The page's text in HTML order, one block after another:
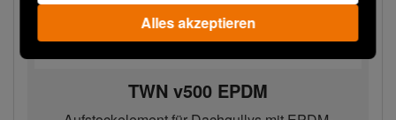
Alles akzeptieren
TWN v500 EPDM